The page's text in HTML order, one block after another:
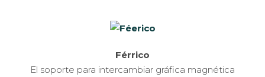
Férrico
El soporte para intercambiar gráfica magnética